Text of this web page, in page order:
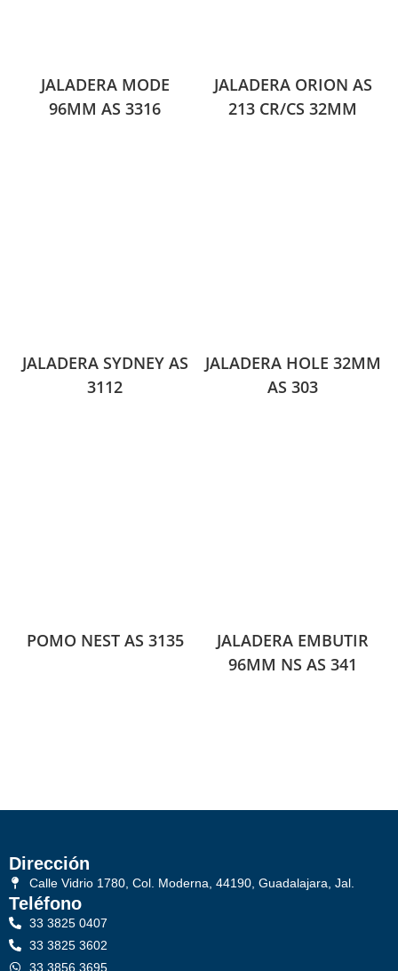
JALADERA MODE
96MM AS 3316
JALADERA ORION AS
213 CR/CS 32MM
JALADERA SYDNEY AS
3112
JALADERA HOLE 32MM
AS 303
POMO NEST AS 3135
JALADERA EMBUTIR
96MM NS AS 341
Dirección
Calle Vidrio 1780, Col. Moderna, 44190, Guadalajara, Jal.
Teléfono
33 3825 0407
33 3825 3602
33 3856 3695